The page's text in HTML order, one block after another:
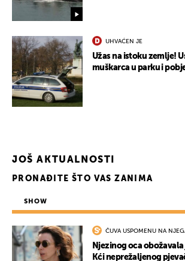
UHVAĆEN JE
Užas na istoku zemlje!
muškarca u parku i
JOŠ AKTUALNOSTI
PRONAĐITE ŠTO VAS ZANIMA
SHOW
ČUVA USPOMENU NA
Njezinog oca
Kći neprežaljenog